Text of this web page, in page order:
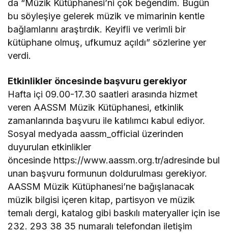
da “Müzik Kütüphanesi’ni çok beğendim. Bugün
bu söyleşiye gelerek müzik ve mimarinin kentle
bağlamlarını araştırdık. Keyifli ve verimli bir
kütüphane olmuş, ufkumuz açıldı” sözlerine yer
verdi.
Etkinlikler öncesinde başvuru gerekiyor
Hafta içi 09.00-17.30 saatleri arasında hizmet
veren AASSM Müzik Kütüphanesi, etkinlik
zamanlarında başvuru ile katılımcı kabul ediyor.
Sosyal medyada aassm_official üzerinden
duyurulan etkinlikler
öncesinde https://www.aassm.org.tr/adresinde bul
unan başvuru formunun doldurulması gerekiyor.
AASSM Müzik Kütüphanesi’ne bağışlanacak
müzik bilgisi içeren kitap, partisyon ve müzik
temalı dergi, katalog gibi baskılı materyaller için ise
232. 293 38 35 numaralı telefondan iletişim